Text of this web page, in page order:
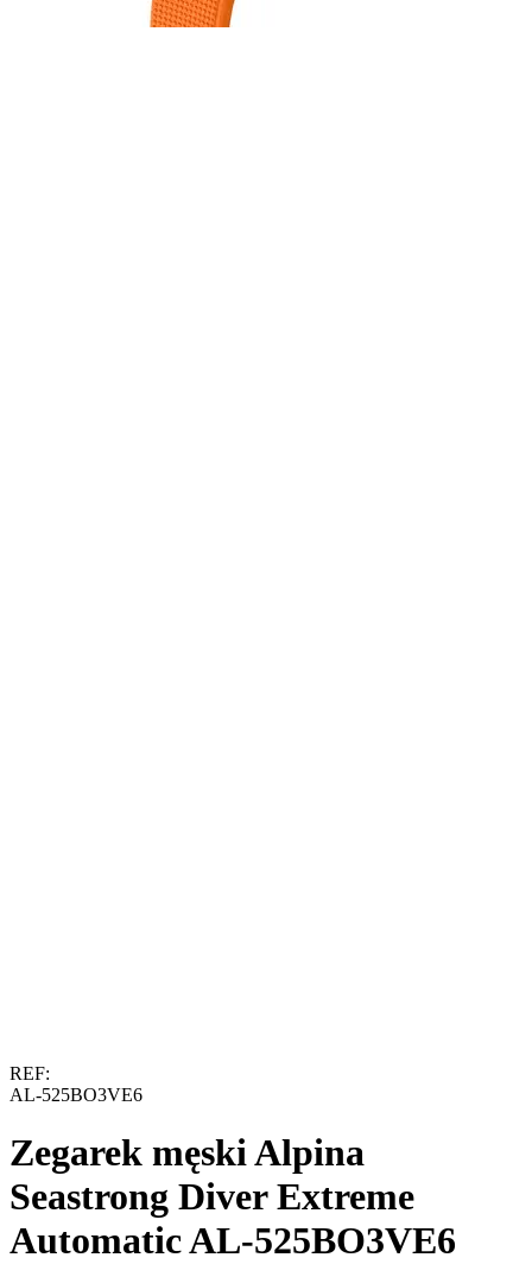
REF:
AL-525BO3VE6
Zegarek męski Alpina
Seastrong Diver Extreme
Automatic AL-525BO3VE6